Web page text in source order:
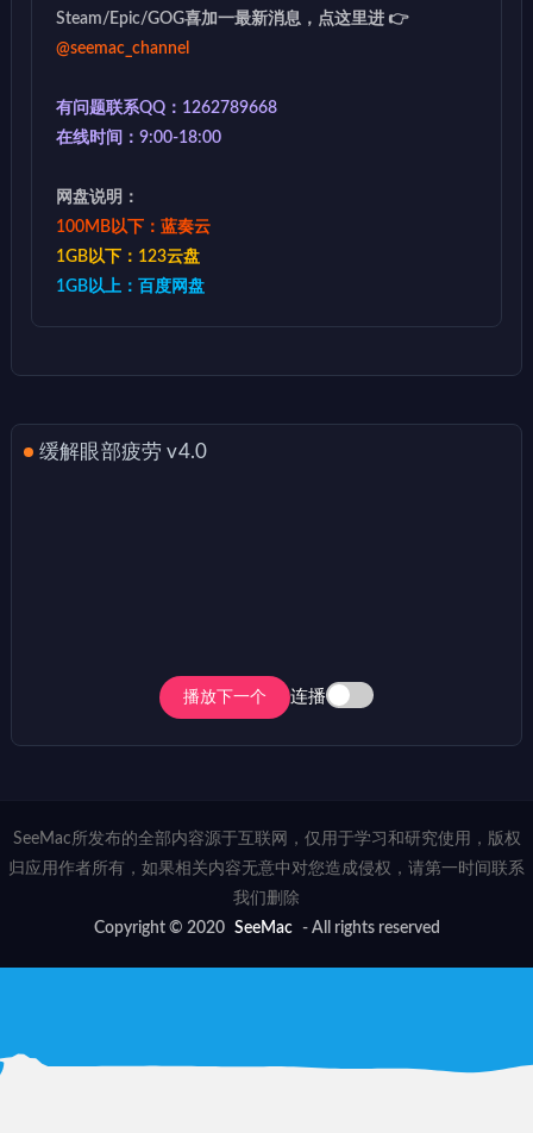
Steam/Epic/GOG喜加一最新消息，点这里进 👉
@seemac_channel
有问题联系QQ：1262789668
在线时间：9:00-18:00
网盘说明：
100MB以下：蓝奏云
1GB以下：123云盘
1GB以上：百度网盘
缓解眼部疲劳 v4.0
播放下一个 连播
SeeMac所发布的全部内容源于互联网，仅用于学习和研究使用，版权
归应用作者所有，如果相关内容无意中对您造成侵权，请第一时间联系
我们删除
Copyright © 2020 SeeMac - All rights reserved